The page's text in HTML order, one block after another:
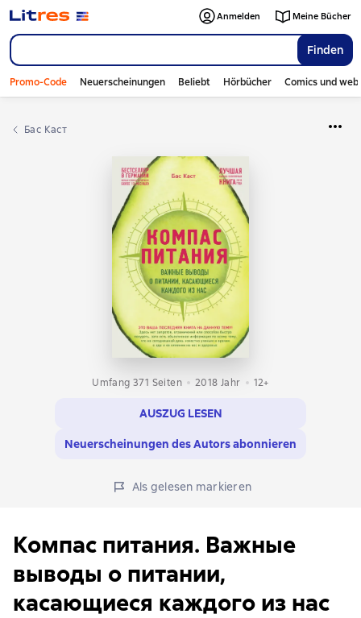
Finden
Anmelden Meine Bücher
Promo-Code Neuerscheinungen Beliebt Hörbücher Comics und
Бас Каст
Umfang 371 Seiten 2018 Jahr 12+
AUSZUG LESEN
Neuerscheinungen des Autors abonnieren
Als gelesen markieren
Компас питания. Важные
выводы о питании,
касающиеся каждого из нас